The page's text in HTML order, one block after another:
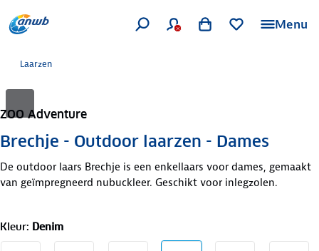
Menu
Laarzen
ZOO Adventure
Brechje - Outdoor laarzen - Dames
De outdoor laars Brechje is een enkellaars voor dames, gemaakt
van geïmpregneerd nubuckleer. Geschikt voor inlegzolen.
Kleur: Denim